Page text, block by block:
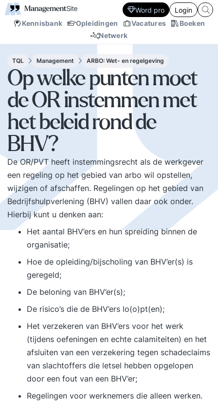
Kennisbank Opleidingen Vacatures
Boeken
Netwerk
Word pro Login
TQL Management ARBO: Wet- en regelgeving
Op welke punten moet
de OR instemmen met
het beleid rond de
BHV?
De OR/PVT heeft instemmingsrecht als de werkgever
een regeling op het gebied van arbo wil opstellen,
wijzigen of afschaffen. Regelingen op het gebied van
Bedrijfshulpverlening (BHV) vallen daar ook onder.
Hierbij kunt u denken aan:
Het aantal BHV’ers en hun spreiding binnen de
organisatie;
Hoe de opleiding/bijscholing van BHV’er(s) is
geregeld;
De beloning van BHV’er(s);
De risico’s die de BHV’ers lo(o)pt(en);
Het verzekeren van BHV’ers voor het werk
(tijdens oefeningen en echte calamiteiten) en het
afsluiten van een verzekering tegen schadeclaims
van slachtoffers die letsel hebben opgelopen
door een fout van een BHV’er;
Regelingen voor werknemers die alleen werken.